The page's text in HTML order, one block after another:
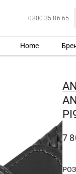
0800 35 86 65
Home
7